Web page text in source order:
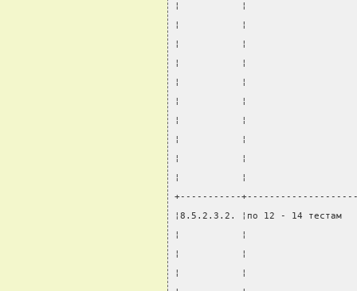
¦           ¦
¦           ¦
¦           ¦
¦           ¦
¦           ¦
¦           ¦
¦           ¦
¦           ¦
¦           ¦
¦           ¦
+-----------
¦8.5.2.3.2. ¦по 12 - 14
¦           ¦
¦           ¦
¦           ¦